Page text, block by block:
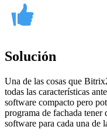
Solución
Una de las cosas que
todas las características
software compacto pero
programa de fachada tener
software para cada una de